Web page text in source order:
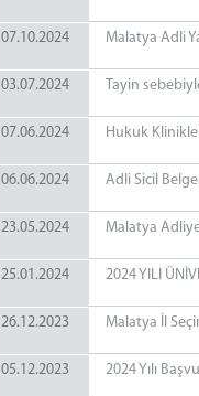
07.10.2024 Malatya Adli
03.07.2024 Tayin
07.06.2024 Hukuk
06.06.2024 Adli Sicil
23.05.2024 Malatya
25.01.2024 2024 YILI
26.12.2023 Malatya İl
05.12.2023 2024 Yılı